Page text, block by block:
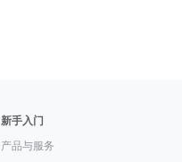
新手入门
产品与服务